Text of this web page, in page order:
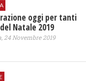
oggi per tanti
Natale 2019
24 Novembre 2019